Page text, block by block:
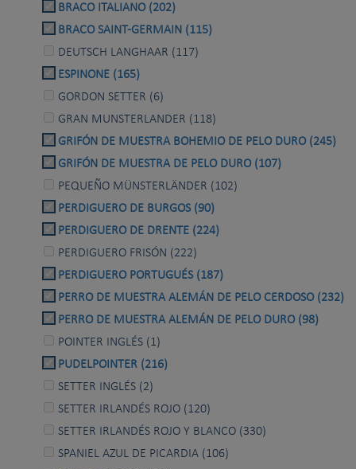
BRACO ITALIANO (202)
BRACO SAINT-GERMAIN (115)
DEUTSCH LANGHAAR (117)
ESPINONE (165)
GORDON SETTER (6)
GRAN MUNSTERLANDER (118)
GRIFÓN DE MUESTRA BOHEMIO DE PELO DURO (245)
GRIFÓN DE MUESTRA DE PELO DURO (107)
PEQUEÑO MÜNSTERLÄNDER (102)
PERDIGUERO DE BURGOS (90)
PERDIGUERO DE DRENTE (224)
PERDIGUERO FRISÓN (222)
PERDIGUERO PORTUGUÉS (187)
PERRO DE MUESTRA ALEMÁN DE PELO CERDOSO (232)
PERRO DE MUESTRA ALEMÁN DE PELO DURO (98)
POINTER INGLÉS (1)
PUDELPOINTER (216)
SETTER INGLÉS (2)
SETTER IRLANDÉS ROJO (120)
SETTER IRLANDÉS ROJO Y BLANCO (330)
SPANIEL AZUL DE PICARDIA (106)